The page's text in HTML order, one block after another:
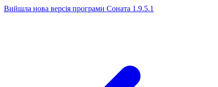
Вийшла нова версія програми Соната 1.9.5.1